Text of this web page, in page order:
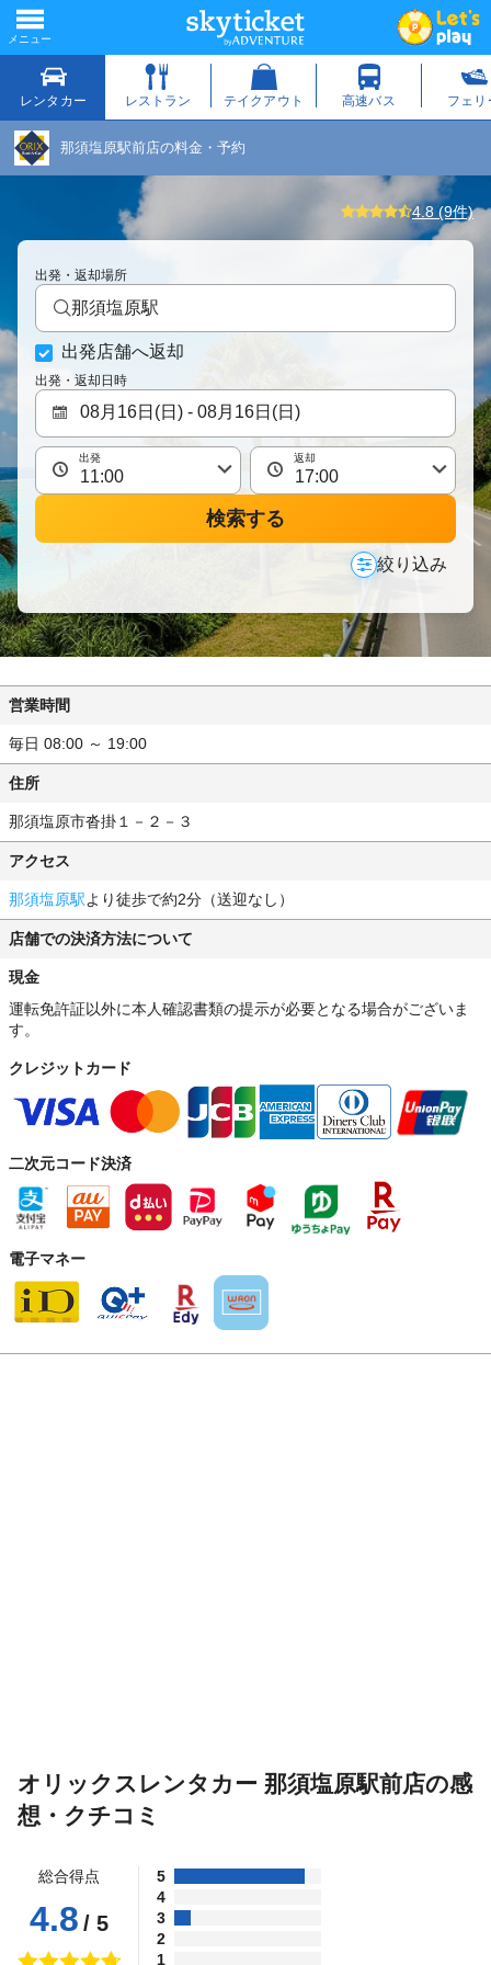
那須塩原駅前店の料金・予約
4.8 (9件)
出発・返却場所
那須塩原駅
出発店舗へ返却
出発・返却日時
出発 返却
検索する
絞り込み
営業時間
毎日 08:00 ～ 19:00
住所
那須塩原市沓掛１－２－３
アクセス
那須塩原駅より徒歩で約2分（送迎なし）
店舗での決済方法について
現金
運転免許証以外に本人確認書類の提示が必要となる場合がございま
す。
クレジットカード
二次元コード決済
電子マネー
オリックスレンタカー 那須塩原駅前店の感
想・クチコミ
総合得点
4.8 / 5
5
4
3
2
1